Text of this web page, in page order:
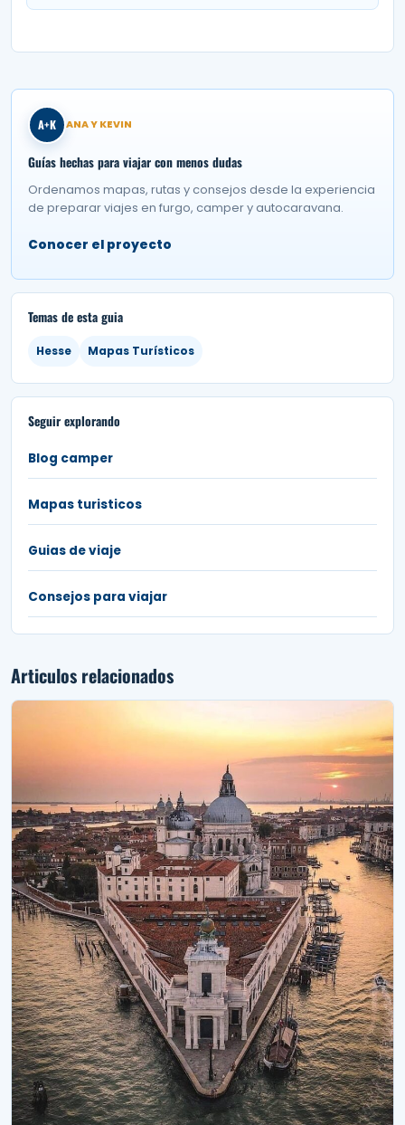
A+K ANA Y KEVIN
Guías hechas para viajar con menos dudas
Ordenamos mapas, rutas y consejos desde la experiencia
de preparar viajes en furgo, camper y autocaravana.
Conocer el proyecto
Temas de esta guia
Hesse Mapas Turísticos
Seguir explorando
Blog camper
Mapas turisticos
Guias de viaje
Consejos para viajar
Articulos relacionados